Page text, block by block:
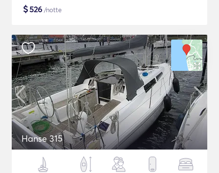
$526 /notte
Hanse 315